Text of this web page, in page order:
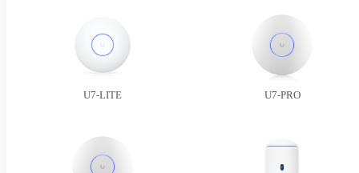
U7-LITE U7-PRO